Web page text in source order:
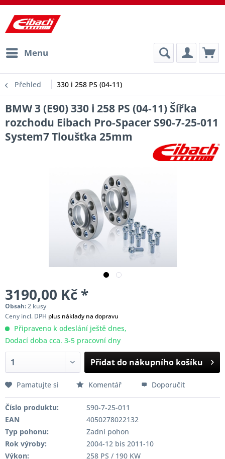
Menu
Přehled 330 i 258 PS (04-11)
BMW 3 (E90) 330 i 258 PS (04-11) Šířka
rozchodu Eibach Pro-Spacer S90-7-25-011
System7 Tloušťka 25mm
3190,00 Kč *
Obsah:2 kusy
Ceny incl. DPH plus náklady na dopravu
Připraveno k odeslání ještě dnes,
Dodací doba cca. 3-5 pracovní dny
Přidat do nákupního košíku
Pamatujte si Komentář Doporučit
Číslo produktu:
S90-7-25-011
EAN
4050278022132
Typ pohonu:
Zadní pohon
Rok výroby:
2004-12 bis 2011-10
Výkon:
258 PS / 190 KW